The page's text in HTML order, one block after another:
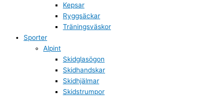
Kepsar
Ryggsäckar
Träningsväskor
Sporter
Alpint
Skidglasögon
Skidhandskar
Skidhjälmar
Skidstrumpor